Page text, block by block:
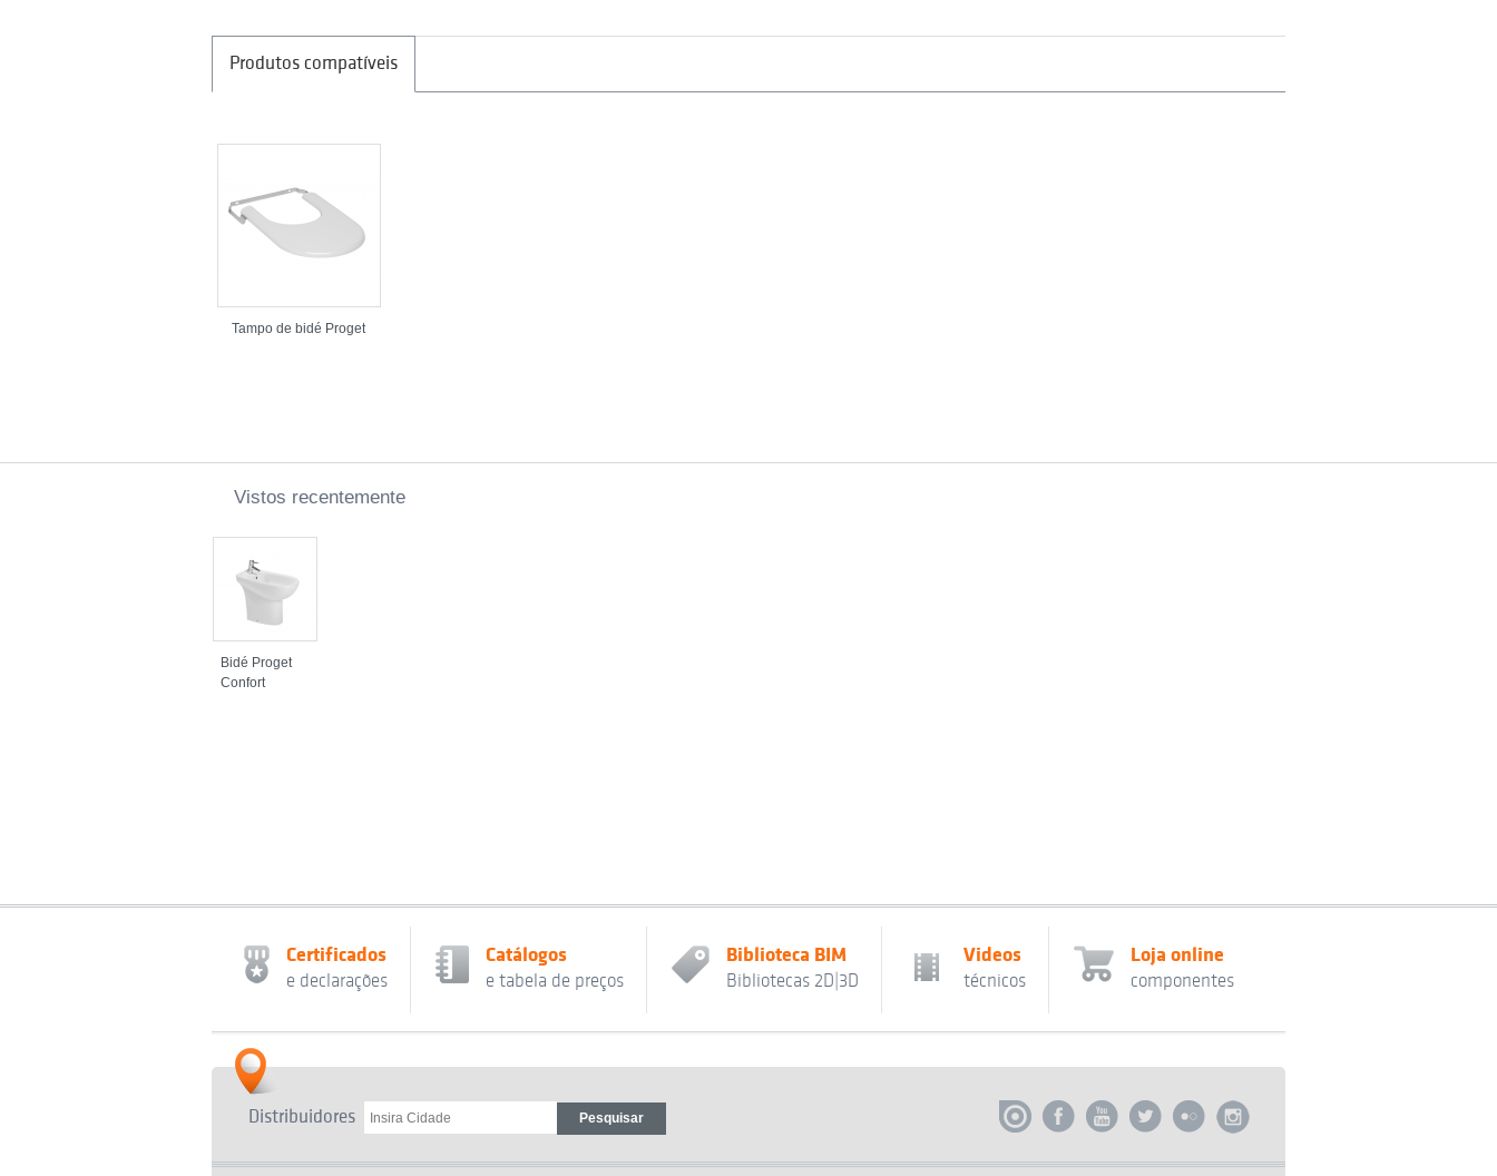
Produtos compatíveis
Tampo de bidé Proget
Vistos recentemente
Bidé Proget
Confort
Certificados
e declarações
Catálogos
e tabela de preços
Biblioteca BIM
Bibliotecas 2D|3D
Videos
técnicos
Loja online
componentes
Distribuidores